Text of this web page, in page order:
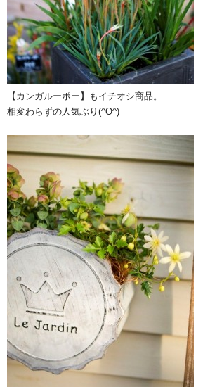
【カンガルーポー】もイチオシ商品。
相変わらずの人気ぶり(^O^)